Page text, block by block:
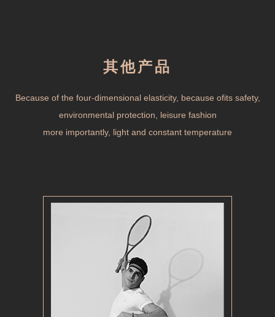
其他产品
Because of the four-dimensional elasticity, because ofits safety,
environmental protection, leisure fashion
more importantly, light and constant temperature